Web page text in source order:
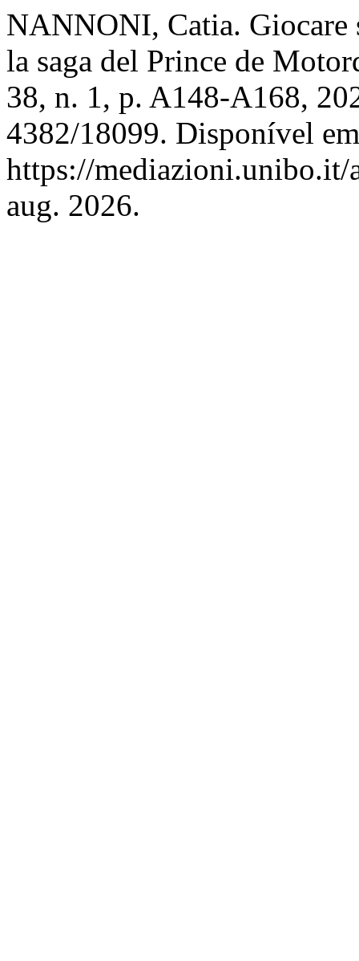
NANNONI, Catia. Giocare
la saga del Prince de
38, n. 1, p. A148-A168,
4382/18099. Disponível
https://mediazioni.unibo.it/
aug. 2026.